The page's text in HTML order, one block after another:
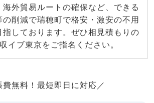
外貿易ルートの確保など、できる
の削減で瑞穂町で格安・激安の不用
指しております。ぜひ相見積もりの
イブ東京をご指名ください。
費無料！最短即日に対応／